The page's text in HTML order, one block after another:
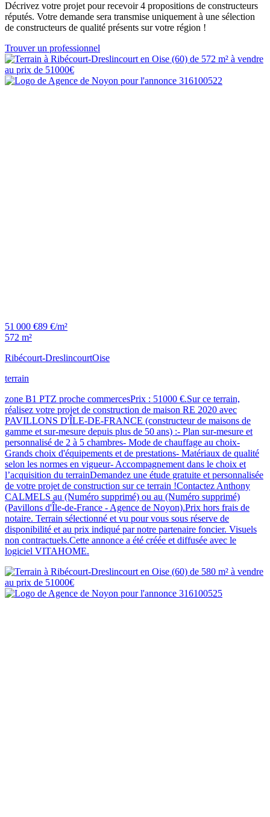
Décrivez votre projet pour recevoir 4 propositions de constructeurs
réputés. Votre demande sera transmise uniquement à une sélection
de constructeurs de qualité présents sur votre région !
Trouver un professionnel
51 000 €89 €/m²
572 m²
Ribécourt-DreslincourtOise
terrain
zone B1 PTZ proche commercesPrix : 51000 €.Sur ce terrain,
réalisez votre projet de construction de maison RE 2020 avec
PAVILLONS D'ÎLE-DE-FRANCE (constructeur de maisons de
gamme et sur-mesure depuis plus de 50 ans) :- Plan sur-mesure et
personnalisé de 2 à 5 chambres- Mode de chauffage au choix-
Grands choix d'équipements et de prestations- Matériaux de qualité
selon les normes en vigueur- Accompagnement dans le choix et
l’acquisition du terrainDemandez une étude gratuite et personnalisée
de votre projet de construction sur ce terrain !Contactez Anthony
CALMELS au (Numéro supprimé) ou au (Numéro supprimé)
(Pavillons d'Île-de-France - Agence de Noyon).Prix hors frais de
notaire. Terrain sélectionné et vu pour vous sous réserve de
disponibilité et au prix indiqué par notre partenaire foncier. Visuels
non contractuels.Cette annonce a été créée et diffusée avec le
logiciel VITAHOME.